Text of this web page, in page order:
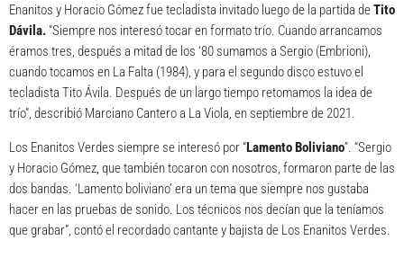
Enanitos y Horacio Gómez fue tecladista invitado luego de la partida deTito
Dávila.“Siempre nos interesó tocar en formato trío. Cuando arrancamos
éramos tres, después a mitad de los ‘80 sumamos a Sergio (Embrioni),
cuando tocamos en La Falta (1984), y para el segundo disco estuvo el
tecladista Tito Ávila. Después de un largo tiempo retomamos la idea de
trío”, describió Marciano Cantero a La Viola, en septiembre de 2021.
Los Enanitos Verdes siempre se interesó por “Lamento Boliviano”. “Sergio
y Horacio Gómez, que también tocaron con nosotros, formaron parte de las
dos bandas. ‘Lamento boliviano’ era un tema que siempre nos gustaba
hacer en las pruebas de sonido. Los técnicos nos decían que la teníamos
que grabar”, contó el recordado cantante y bajista de Los Enanitos Verdes.